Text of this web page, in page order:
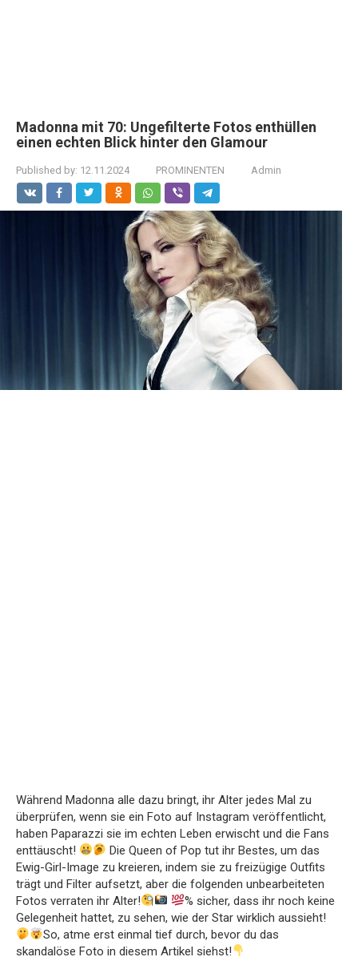
Madonna mit 70: Ungefilterte Fotos enthüllen
einen echten Blick hinter den Glamour
Published by: 12.11.2024 PROMINENTEN Admin
Während Madonna alle dazu bringt, ihr Alter jedes Mal zu
überprüfen, wenn sie ein Foto auf Instagram veröffentlicht,
haben Paparazzi sie im echten Leben erwischt und die Fans
enttäuscht!
Die Queen of Pop tut ihr Bestes, um das
Ewig-Girl-Image zu kreieren, indem sie zu freizügige Outfits
trägt und Filter aufsetzt, aber die folgenden unbearbeiteten
Fotos verraten ihr Alter!
% sicher, dass ihr noch keine
Gelegenheit hattet, zu sehen, wie der Star wirklich aussieht!
So, atme erst einmal tief durch, bevor du das
skandalöse Foto in diesem Artikel siehst!